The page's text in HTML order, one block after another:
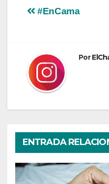
Navegación
entradas
#EnCama
Por
ENTRADA